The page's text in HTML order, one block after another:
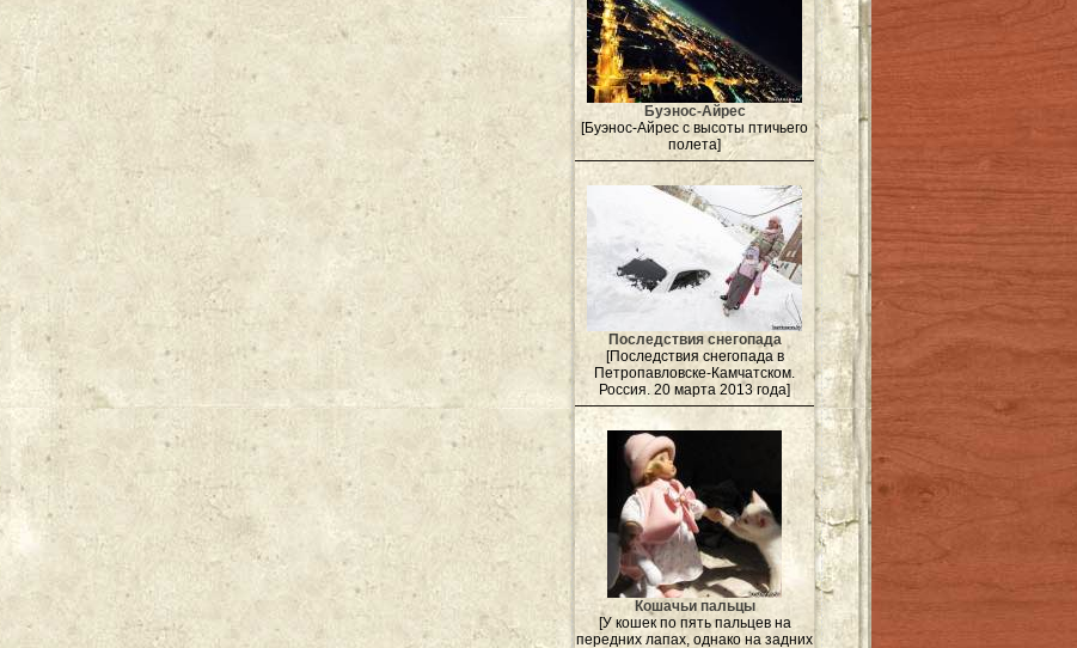
Буэнос-Айрес
[Буэнос-Айрес с высоты птичьего
полета]
Последствия снегопада
[Последствия снегопада в
Петропавловске-Камчатском.
Россия. 20 марта 2013 года]
Кошачьи пальцы
[У кошек по пять пальцев на
передних лапах, однако на задних